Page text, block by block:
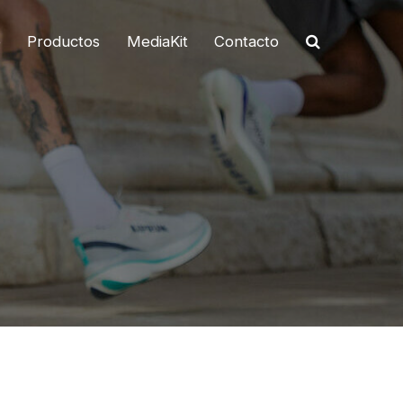
Productos MediaKit Contacto